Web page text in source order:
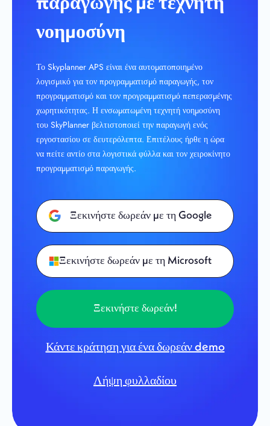
παραγωγής με τεχνητή
νοημοσύνη
Το Skyplanner APS είναι ένα αυτοματοποιημένο
λογισμικό για τον προγραμματισμό παραγωγής, τον
προγραμματισμό και τον προγραμματισμό πεπερασμένης
χωρητικότητας. Η ενσωματωμένη τεχνητή νοημοσύνη
του SkyPlanner βελτιστοποιεί την παραγωγή ενός
εργοστασίου σε δευτερόλεπτα. Επιτέλους ήρθε η ώρα
να πείτε αντίο στα λογιστικά φύλλα και τον χειροκίνητο
προγραμματισμό παραγωγής.
Ξεκινήστε δωρεάν με τη Google
Ξεκινήστε δωρεάν με τη Microsoft
Ξεκινήστε δωρεάν!
Κάντε κράτηση για ένα δωρεάν demo
Λήψη φυλλαδίου